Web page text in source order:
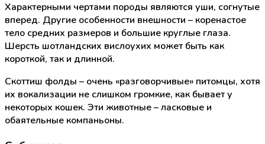
Характерными чертами породы являются уши, согнутые
вперед. Другие особенности внешности – коренастое
тело средних размеров и большие круглые глаза.
Шерсть шотландских вислоухих может быть как
короткой, так и длинной.
Скоттиш фолды – очень «разговорчивые» питомцы, хотя
их вокализации не слишком громкие, как бывает у
некоторых кошек. Эти животные – ласковые и
обаятельные компаньоны.